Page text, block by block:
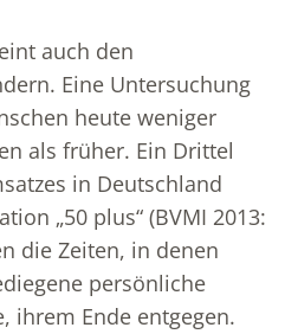
auch den
Eine Untersuchung
heute weniger
als früher. Ein Drittel
in Deutschland
„50 plus“ (BVMI 2013:
die Zeiten, in denen
persönliche
ihrem Ende entgegen.